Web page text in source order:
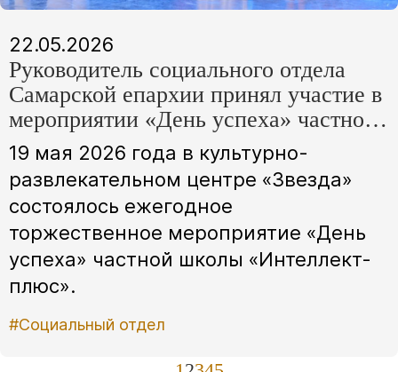
22.05.2026
Руководитель социального отдела
Самарской епархии принял участие в
мероприятии «День успеха» частной
школы «Интеллект-плюс»
19 мая 2026 года в культурно-
развлекательном центре «Звезда»
состоялось ежегодное
торжественное мероприятие «День
успеха» частной школы «Интеллект-
плюс».
#Социальный отдел